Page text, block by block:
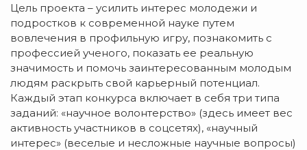
Цель проекта – усилить интерес молодежи и
подростков к современной науке путем
вовлечения в профильную игру, познакомить с
профессией ученого, показать ее реальную
значимость и помочь заинтересованным молодым
людям раскрыть свой карьерный потенциал.
Каждый этап конкурса включает в себя три типа
заданий: «научное волонтерство» (здесь имеет вес
активность участников в соцсетях), «научный
интерес» (веселые и несложные научные вопросы)